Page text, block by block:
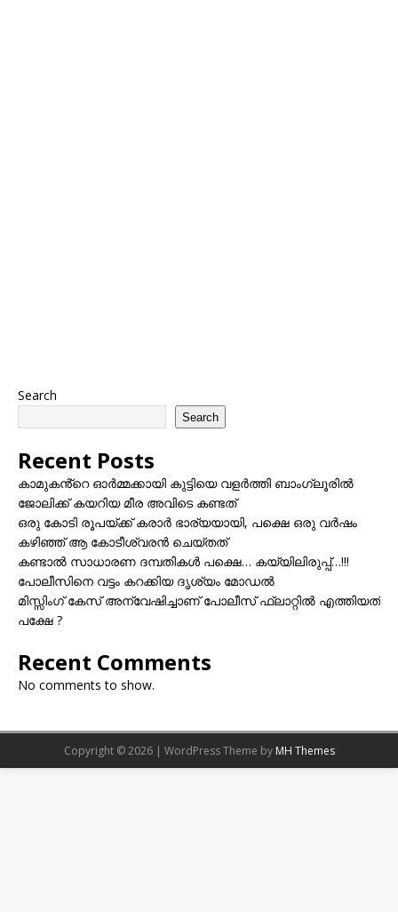
Search
Search
Recent Posts
കാമുകൻ്റെ ഓർമ്മക്കായി കുട്ടിയെ വളർത്തി ബാംഗ്ലൂരിൽ
ജോലിക്ക് കയറിയ മീര അവിടെ കണ്ടത്
ഒരു കോടി രൂപയ്ക്ക് കരാർ ഭാര്യയായി, പക്ഷെ ഒരു വർഷം
കഴിഞ്ഞ് ആ കോടീശ്വരൻ ചെയ്തത്
കണ്ടാൽ സാധാരണ ദമ്പതികൾ പക്ഷെ… കയ്യിലിരുപ്പ്…!!!
പോലീസിനെ വട്ടം കറക്കിയ ദൃശ്യം മോഡല്‍
മിസ്സിംഗ് കേസ് അന്വേഷിച്ചാണ് പോലീസ് ഫ്ലാറ്റിൽ എത്തിയത്
പക്ഷേ ?
Recent Comments
No comments to show.
Copyright © 2026 | WordPress Theme by MH Themes